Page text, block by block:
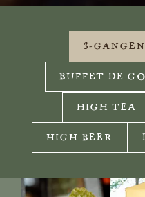
3-
BUFFET DE
HIGH TEA
HIGH BEER